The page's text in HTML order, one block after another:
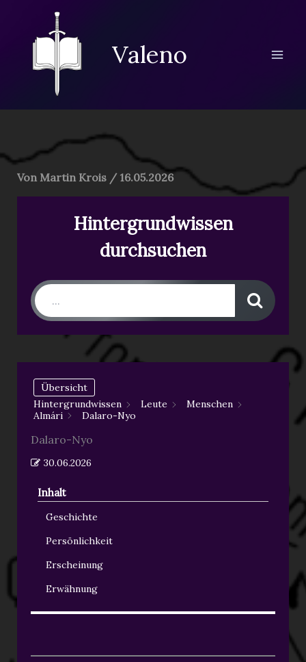
springen
Valeno
Von Martin Krois / 16.05.2026
Hintergrundwissen
durchsuchen
Übersicht
Hintergrundwissen
Leute
Menschen
Almári
Dalaro-Nyo
Dalaro-Nyo
30.06.2026
Inhalt
Geschichte
Persönlichkeit
Erscheinung
Erwähnung